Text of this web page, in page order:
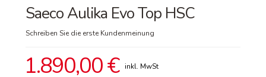
Saeco Aulika Evo Top HSC
Schreiben Sie die erste Kundenmeinung
1.890,00 €